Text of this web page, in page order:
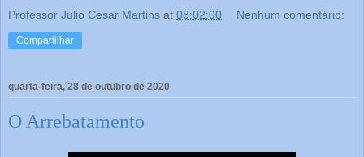
Professor Julio Cesar Martins at 08:02:00 Nenhum comentário:
Compartilhar
quarta-feira, 28 de outubro de 2020
O Arrebatamento